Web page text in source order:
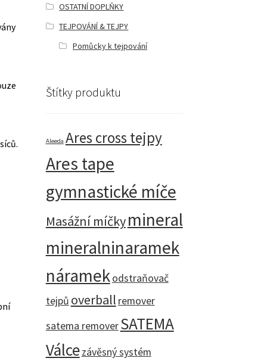
OSTATNÍ DOPLŇKY
TEJPOVÁNÍ & TEJPY
Pomůcky k tejpování
Štítky produktu
Aleeda Ares cross tejpy
Ares tape
gymnastické míče
Masážní míčkymineral
mineralninaramek
náramekodstraňovač
tejpů overball remover
satema removerSATEMA
Válcezávěsný systém